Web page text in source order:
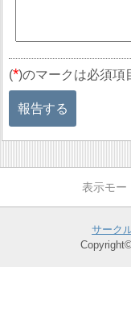
(*)のマークは必須項
報告する
サーク